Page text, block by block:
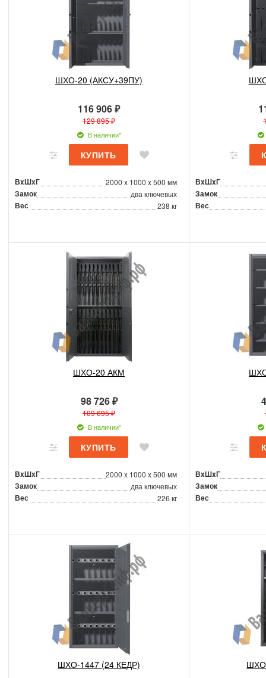
ШХО-20 (АКСУ+39ПУ)
116 906 ₽
129 895 ₽
В наличии*
ВxШxГ 2000 x 1000 x 500 мм
Замок два ключевых
Вес 238 кг
ВxШxГ
Замок
Вес
ШХО-20 АКМ
98 726 ₽
109 695 ₽
В наличии*
ВxШxГ 2000 x 1000 x 500 мм
Замок два ключевых
Вес 226 кг
ВxШxГ
Замок
Вес
ШХО-1447 (24 КЕДР)